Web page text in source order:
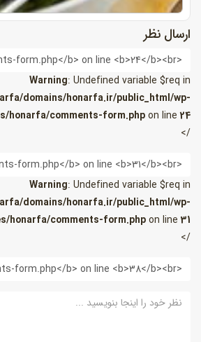
ارسال نظر
Warning: Undefined variable $req in
domains/honarfa.ir/public_html/wp-
honarfa/comments-form.phpon line24
/>
ایمیل
Warning: Undefined variable $req in
domains/honarfa.ir/public_html/wp-
honarfa/comments-form.phpon line31
/>